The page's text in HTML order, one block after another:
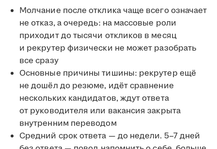
Молчание после отклика чаще всего означает
не отказ, а очередь: на массовые роли
приходит до тысячи откликов в месяц
и рекрутер физически не может разобрать
все сразу
Основные причины тишины: рекрутер ещё
не дошёл до резюме, идёт сравнение
нескольких кандидатов, ждут ответа
от руководителя или вакансия закрыта
внутренним переводом
Средний срок ответа — до недели. 5–7 дней